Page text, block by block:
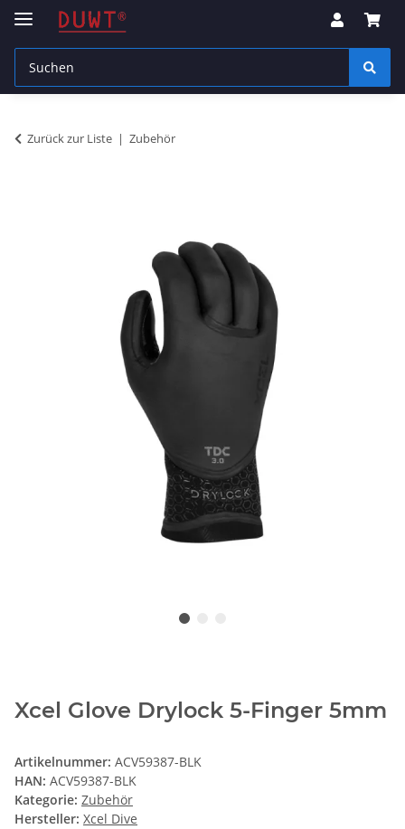
Zurück zur Liste Zubehör
Xcel Glove Drylock 5-Finger 5mm
Artikelnummer: ACV59387-BLK
HAN: ACV59387-BLK
Kategorie: Zubehör
Hersteller: Xcel Dive